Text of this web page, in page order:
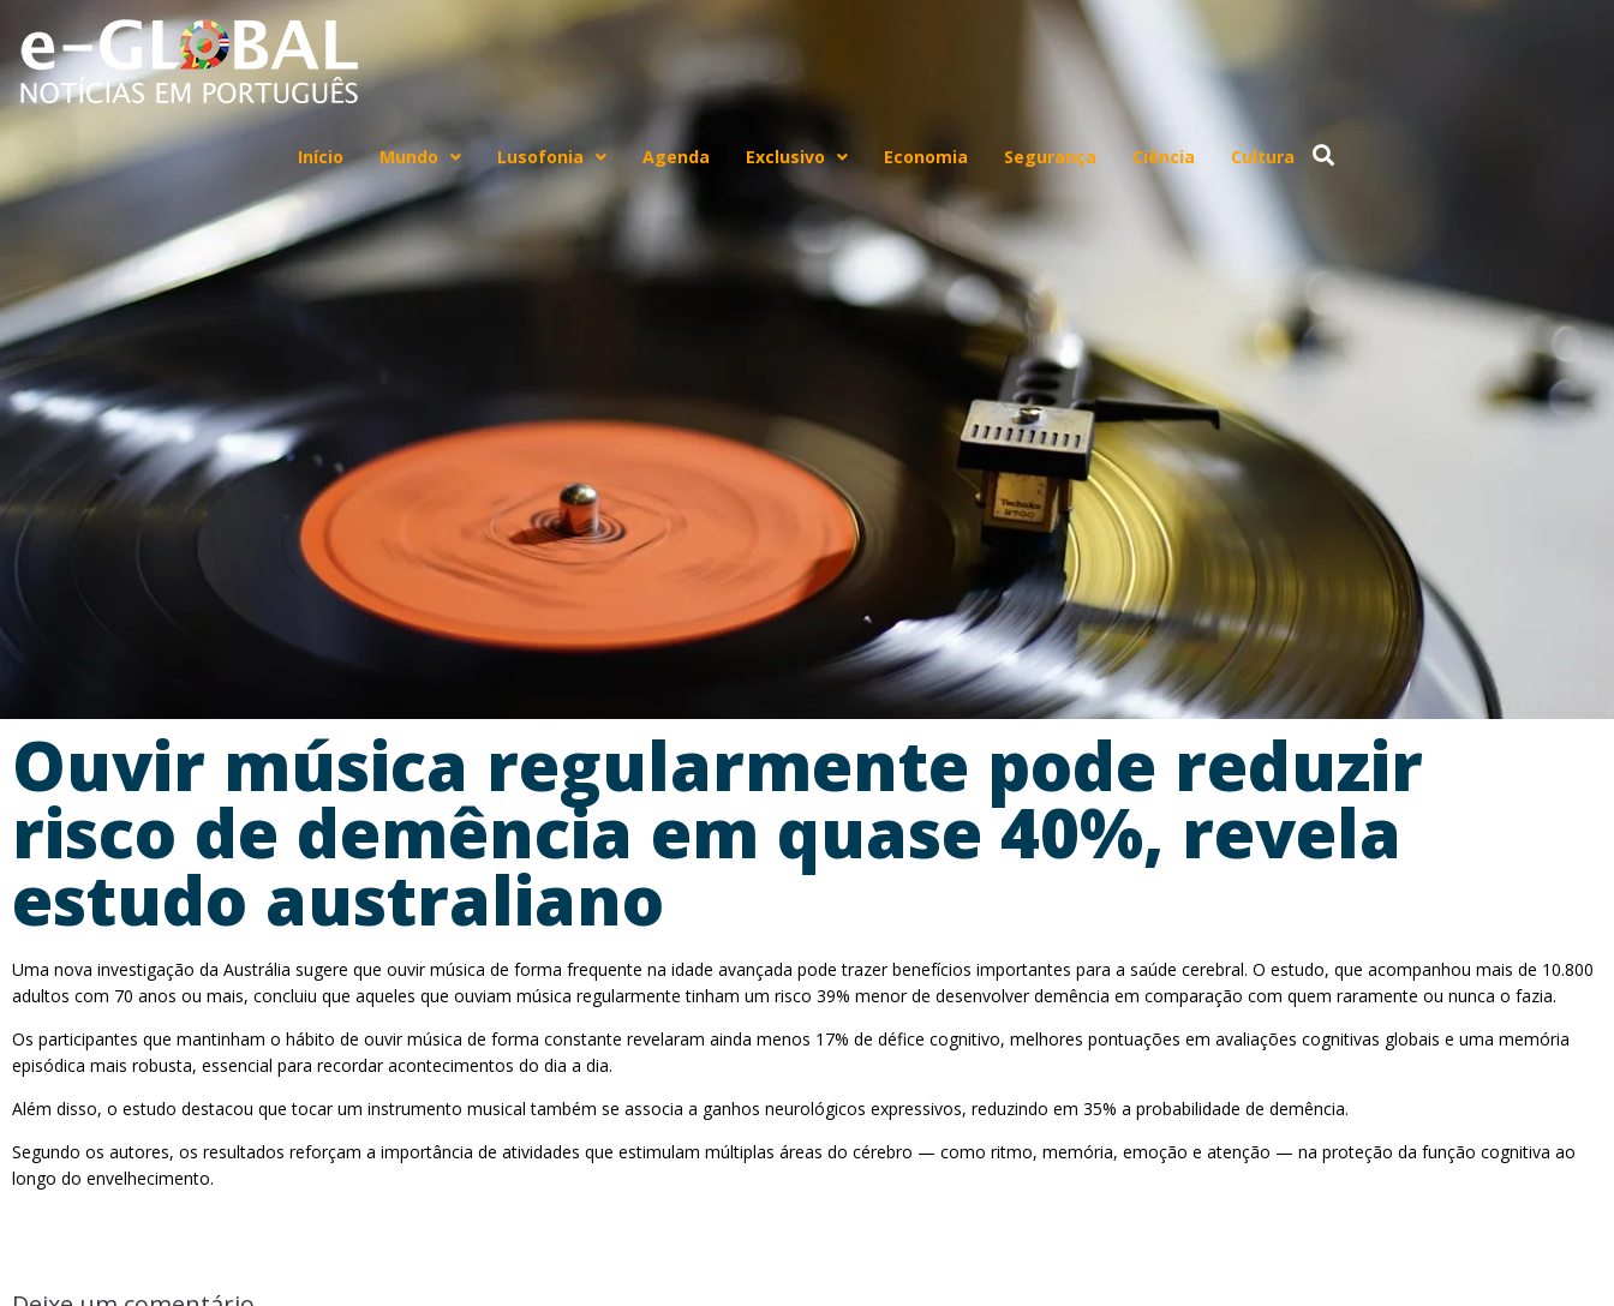
Início Mundo Lusofonia Agenda Exclusivo Economia Segurança Ciência Cultura
Ouvir música regularmente pode reduzir
risco de demência em quase 40%, revela
estudo australiano
Uma nova investigação da Austrália sugere que ouvir música de forma frequente na idade avançada pode trazer benefícios importantes para a saúde cerebral. O estudo, que acompanhou mais de 10.800
adultos com 70 anos ou mais, concluiu que aqueles que ouviam música regularmente tinham um risco 39% menor de desenvolver demência em comparação com quem raramente ou nunca o fazia.
Os participantes que mantinham o hábito de ouvir música de forma constante revelaram ainda menos 17% de défice cognitivo, melhores pontuações em avaliações cognitivas globais e uma memória
episódica mais robusta, essencial para recordar acontecimentos do dia a dia.
Além disso, o estudo destacou que tocar um instrumento musical também se associa a ganhos neurológicos expressivos, reduzindo em 35% a probabilidade de demência.
Segundo os autores, os resultados reforçam a importância de atividades que estimulam múltiplas áreas do cérebro — como ritmo, memória, emoção e atenção — na proteção da função cognitiva ao
longo do envelhecimento.